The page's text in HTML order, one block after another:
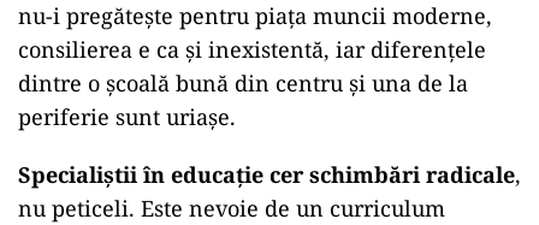
nu-i pregătește pentru piața muncii moderne,
consilierea e ca și inexistentă, iar diferențele
dintre o școală bună din centru și una de la
periferie sunt uriașe.
Specialiștii în educație cer schimbări radicale,
nu peticeli. Este nevoie de un curriculum